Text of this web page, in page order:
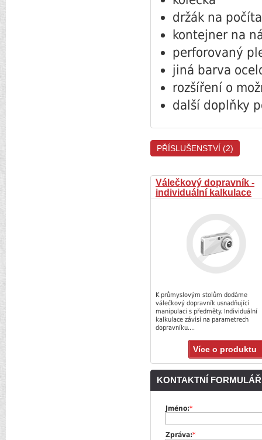
držák na
kontejner na
perforovaný
jiná barva
rozšíření o
další doplňky
PŘÍSLUŠENSTVÍ (2)
Válečkový dopravník -
individuální kalkulace
K průmyslovým stolům dodáme
válečkový dopravník usnadňující
manipulaci s předměty. Individuální
kalkulace závisí na parametrech
dopravníku....
Více o produktu
KONTAKTNÍ FORMULÁŘ
Jméno:*
Zpráva:*